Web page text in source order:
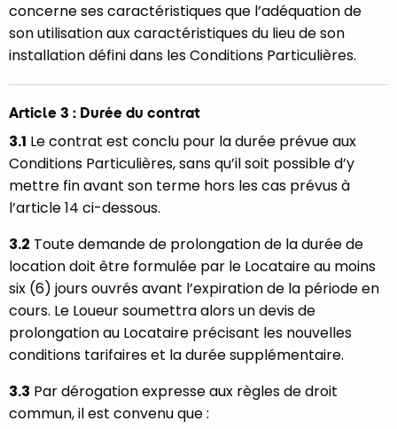
concerne ses caractéristiques que l’adéquation de
son utilisation aux caractéristiques du lieu de son
installation défini dans les Conditions Particulières.
Article 3 : Durée du contrat
3.1 Le contrat est conclu pour la durée prévue aux
Conditions Particulières, sans qu’il soit possible d’y
mettre fin avant son terme hors les cas prévus à
l’article 14 ci-dessous.
3.2 Toute demande de prolongation de la durée de
location doit être formulée par le Locataire au moins
six (6) jours ouvrés avant l’expiration de la période en
cours. Le Loueur soumettra alors un devis de
prolongation au Locataire précisant les nouvelles
conditions tarifaires et la durée supplémentaire.
3.3 Par dérogation expresse aux règles de droit
commun, il est convenu que :